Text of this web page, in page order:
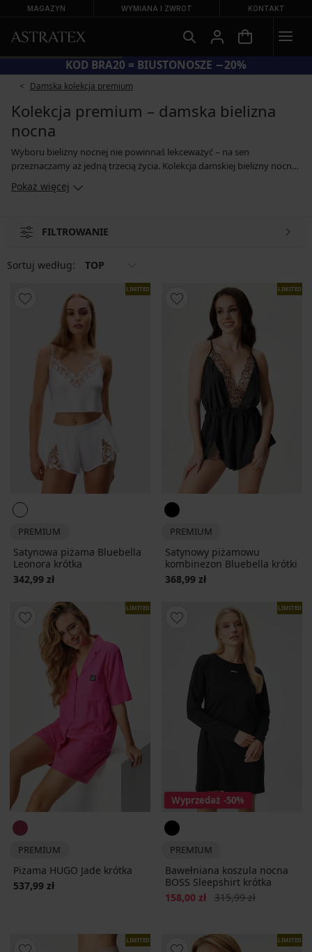
MAGAZYN WYMIANA I ZWROT KONTAKT
KOD BRA20 = BIUSTONOSZE −20%
Damska kolekcja premium
Kolekcja premium – damska bielizna
nocna
Wyboru bielizny nocnej nie powinnaś lekceważyć – na sen
przeznaczamy aż jedną trzecią życia. Kolekcja damskiej bielizny nocnej
obejmuje modele znanych na całym świecie marek, które, choć różnią
się designem, łączą dopracowane kroje, wysokogatunkowe materiały i
Pokaż więcej
FILTROWANIE
Sortuj według: TOP
LIMITED
PREMIUM
Satynowa piżama Bluebella
Leonora krótka
342,99 zł
LIMITED
PREMIUM
Satynowy piżamowu
kombinezon Bluebella krótki
368,99 zł
LIMITED
PREMIUM
Piżama HUGO Jade krótka
537,99 zł
LIMITED
Wyprzedaż -50%
PREMIUM
Bawełniana koszula nocna
BOSS Sleepshirt krótka
Zniżka
158,00 zł Pierwotna cena
315,99 zł
LIMITED LIMITED